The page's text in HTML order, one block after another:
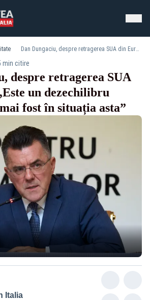
Dan Dungaciu, despre retragerea SUA din Europa: „Este un dezechilibru major. N-am mai fost în situația asta”
min citire
despre retragerea SUA
un dezechilibru
fost în situația asta”
Italia